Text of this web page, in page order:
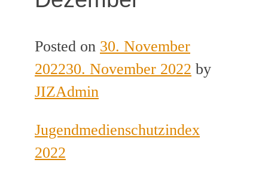
Posted on 30. November
202230. November 2022 by
JIZAdmin
Jugendmedienschutzindex
2022